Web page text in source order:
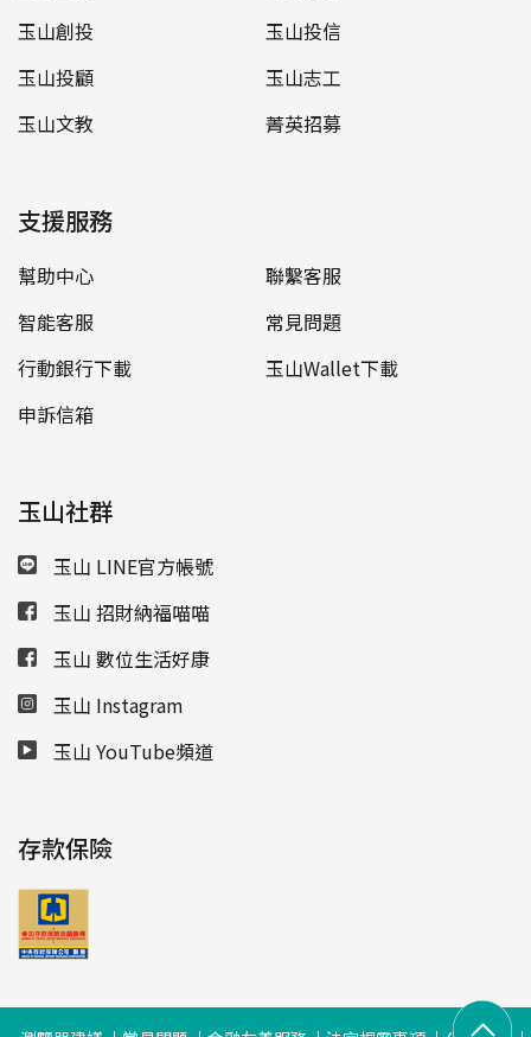
玉山創投
玉山投信
玉山投顧
玉山志工
玉山文教
菁英招募
支援服務
幫助中心
聯繫客服
智能客服
常見問題
行動銀行下載
玉山Wallet下載
申訴信箱
玉山社群
玉山 LINE官方帳號
玉山 招財納福喵喵
玉山 數位生活好康
玉山 Instagram
玉山 YouTube頻道
存款保險